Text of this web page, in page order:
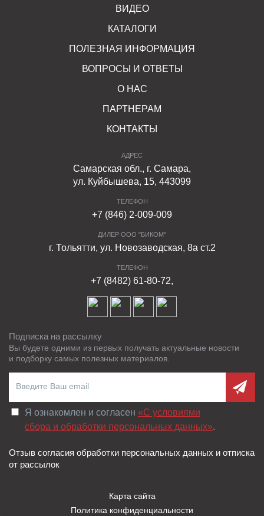
ВИДЕО
КАТАЛОГИ
ПОЛЕЗНАЯ ИНФОРМАЦИЯ
ВОПРОСЫ И ОТВЕТЫ
О НАС
ПАРТНЕРАМ
КОНТАКТЫ
АДРЕС
Самарская обл., г. Самара,
ул. Куйбышева, 15, 443099
ТЕЛЕФОН
+7 (846) 2-009-009
ДИЛЕР ООО "БИКОМ"
г. Тольятти, ул. Новозаводская, 8а ст.2
ТЕЛЕФОН
+7 (8482) 61-80-72,
Подписка на рассылку
Вы будете одними из первых получать актуальные новости
и подборку самых полезных материалов.
Я ознакомлен и согласен «C условиями
сбора и обработки персональных данных».
Отзыв согласия обработки персональных данных и отписка
от рассылок
Карта сайта
Политика конфиденциальности